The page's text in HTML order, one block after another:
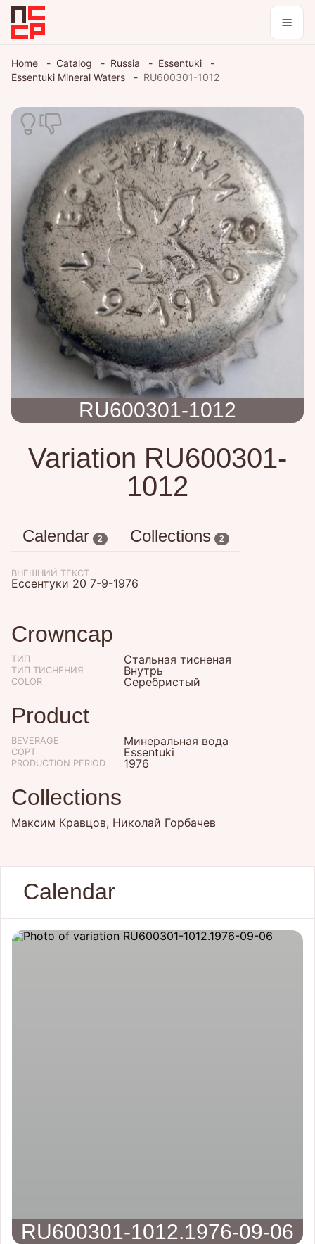
Catalog
Blog
Log in / register
Theme
Home Catalog Russia
Essentuki
Essentuki Mineral Waters
RU600301-1012
RU600301-1012
Variation RU600301-
1012
Calendar 2 Collections 2
ВНЕШНИЙ ТЕКСТ
Ессентуки 20 7-9-1976
Crowncap
ТИП Стальная тисненая
ТИП ТИСНЕНИЯ Внутрь
COLOR Серебристый
Product
BEVERAGE Минеральная вода
СОРТ Essentuki
PRODUCTION PERIOD 1976
Collections
Максим Кравцов, Николай Горбачев
Calendar
RU600301-1012.1976-09-06